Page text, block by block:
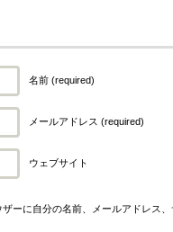
名前 (required)
メールアドレス (required)
ウェブサイト
ーに自分の名前、メールアドレス